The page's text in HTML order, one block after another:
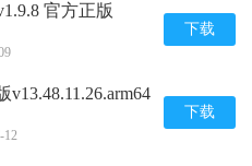
官方正版
下载
12
下载